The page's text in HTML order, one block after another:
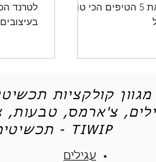
בסטייל ובאופנה.הכנו לכן את 5 הטיפים הכי טובים
לטרנד
מגוון קולקציות
צ'ארמס, טבעות,
תכשיטים שעושים אותך (עוד יותר) יפה - TIWIP
עגילים